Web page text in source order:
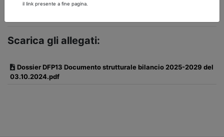
Scarica gli allegati:
Dossier DFP13 Documento strutturale bilancio 2025-2029 del
03.10.2024.pdf
il link presente a fine pagina.